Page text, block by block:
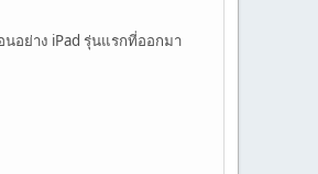
อย่าง iPad รุ่นแรกที่ออกมา